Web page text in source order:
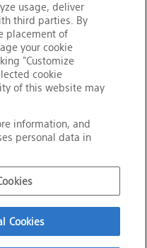
usage, deliver
third parties. By
placement of
your cookie
"Customize
cookie
of this website may
information, and
personal data in
Cookies